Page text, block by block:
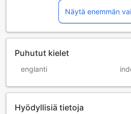
Näytä enemmän
Puhutut kielet
englanti
Hyödyllisiä tietoja